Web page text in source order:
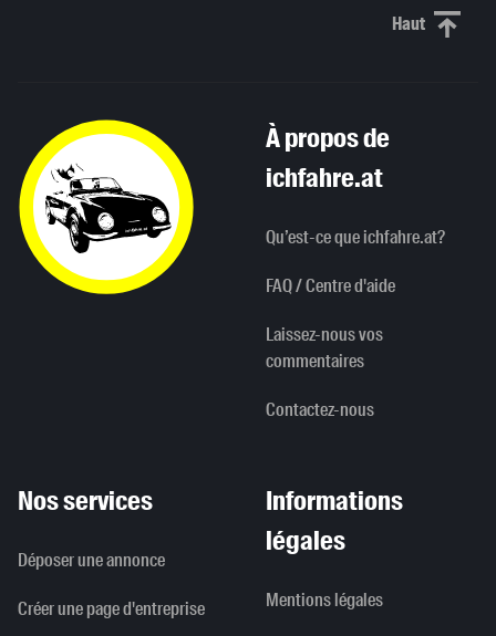
HautHaut de
À propos de
ichfahre.at
Qu’est-ce que ichfahre.at?
FAQ / Centre d'aide
Laissez-nous vos
commentaires
Contactez-nous
Nos services
Déposer une annonce
Créer une page d'entreprise
Informations
légales
Mentions légales